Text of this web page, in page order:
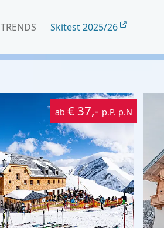
Skitest 2025/26
ab€ 37,- p.P. p.N